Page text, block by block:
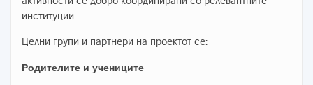
институции.
Целни групи и партнери на проектот се:
Родителите и учениците